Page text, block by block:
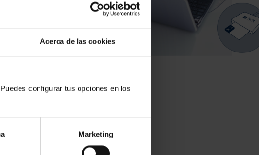
Acerca de las cookies
configurar tus opciones en los
Marketing
con ACA Plus